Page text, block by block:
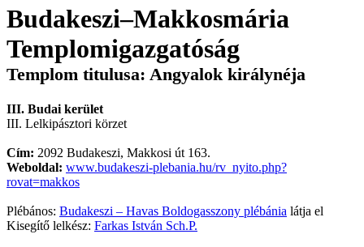
Budakeszi–Makkosmária
Templomigazgatóság
Templom titulusa: Angyalok királynéja
III. Budai kerület
III. Lelkipásztori körzet
Cím: 2092 Budakeszi, Makkosi út 163.
Weboldal: www.budakeszi-plebania.hu/rv_nyito.php?
rovat=makkos
Plébános: Budakeszi – Havas Boldogasszony plébánia látja el
Kisegítő lelkész: Farkas István Sch.P.